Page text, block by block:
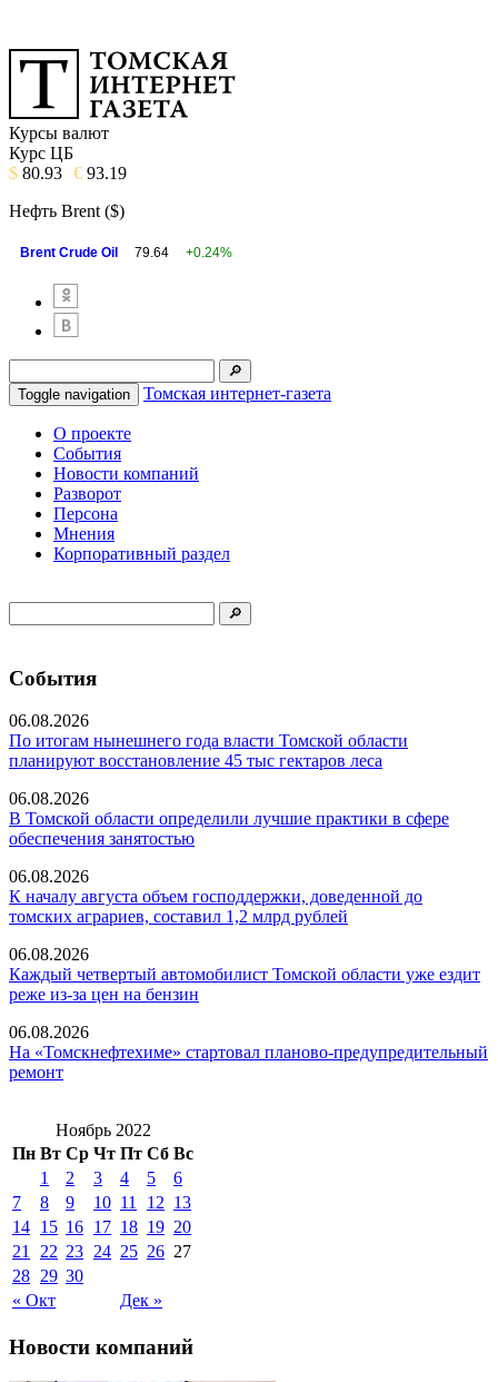
Курсы валют
Курс ЦБ
$ 80.93 € 93.19
Нефть Brent ($)
Brent Crude Oil 79.64 +0.24%
Toggle navigation Томская интернет-газета
О проекте
События
Новости компаний
Разворот
Персона
Мнения
Корпоративный раздел
События
06.08.2026
По итогам нынешнего года власти Томской области
планируют восстановление 45 тыс гектаров леса
06.08.2026
В Томской области определили лучшие практики в сфере
обеспечения занятостью
06.08.2026
К началу августа объем господдержки, доведенной до
томских аграриев, составил 1,2 млрд рублей
06.08.2026
Каждый четвертый автомобилист Томской области уже ездит
реже из-за цен на бензин
06.08.2026
На «Томскнефтехиме» стартовал планово-предупредительный
ремонт
Ноябрь 2022
Пн Вт Ср Чт Пт Сб Вс
« Окт Дек »
1 2 3 4 5
6
7
8 9 10 11 12 13
14 15 16 17 18 19 20
21 22 23 24 25 26 27
28 29 30
Новости компаний